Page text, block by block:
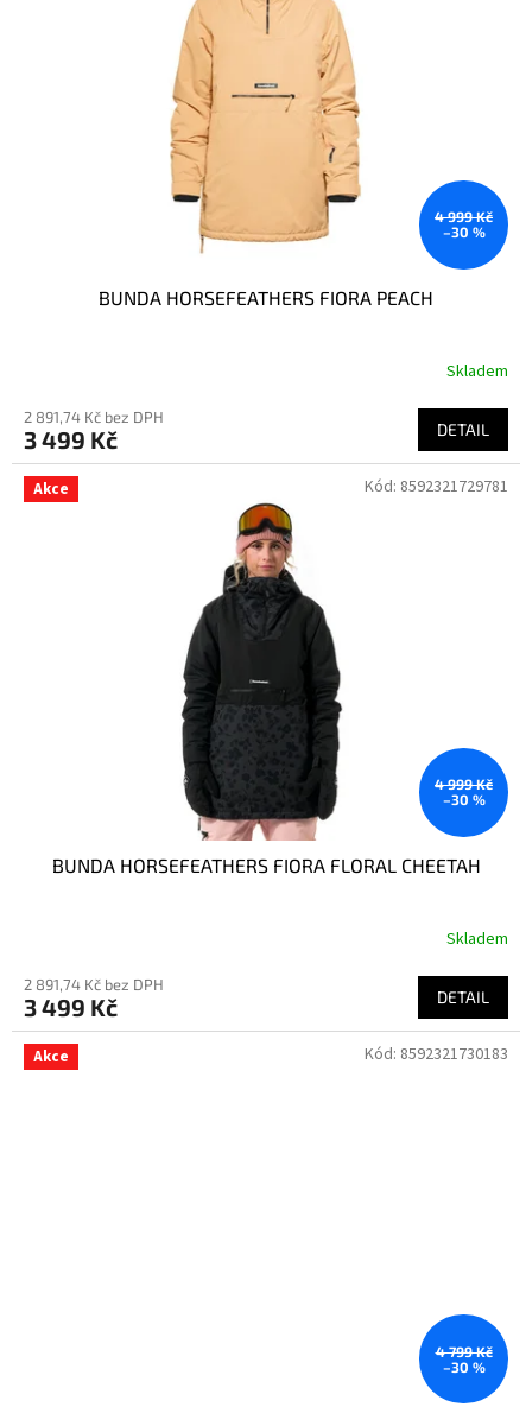
4 999 Kč
–30 %
BUNDA HORSEFEATHERS FIORA PEACH
Skladem
2 891,74 Kč bez DPH
3 499 Kč DETAIL
Akce
4 999 Kč
–30 %
BUNDA HORSEFEATHERS FIORA FLORAL CHEETAH
Skladem
2 891,74 Kč bez DPH
3 499 Kč DETAIL
Kód: 8592321729781
Akce
4 799 Kč
–30 %
Kód: 8592321730183